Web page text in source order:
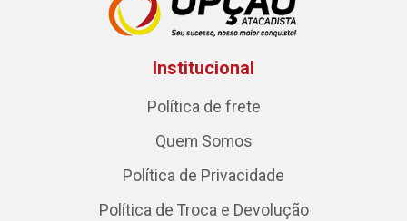
Institucional
Política de frete
Quem Somos
Política de Privacidade
Política de Troca e Devolução